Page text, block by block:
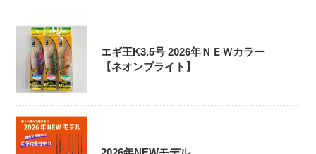
エギ王K3.5号 2026年ＮＥＷカラー
【ネオンブライト】